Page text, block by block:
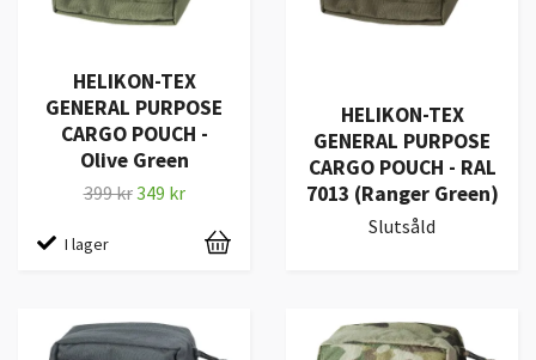
HELIKON-TEX
GENERAL PURPOSE
CARGO POUCH -
Olive Green
399 kr349 kr
I lager
HELIKON-TEX
GENERAL PURPOSE
CARGO POUCH - RAL
7013 (Ranger Green)
Slutsåld